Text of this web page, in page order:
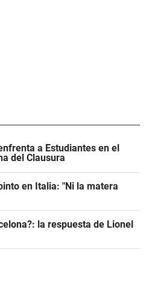
a Estudiantes en el
del Clausura
en Italia: "Ni la matera
la respuesta de Lionel